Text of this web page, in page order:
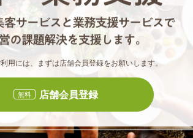
食べロ
用には、まずは店舗会員登録をお願いします。
無料 店舗会員登録